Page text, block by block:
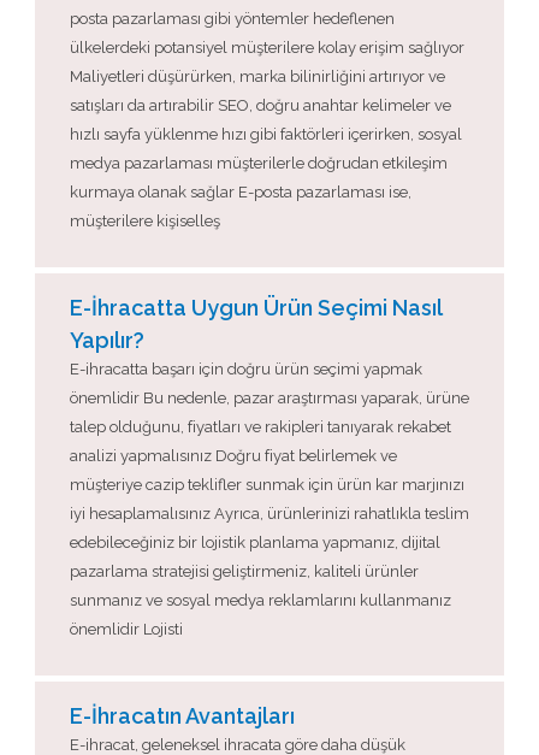
posta pazarlaması gibi yöntemler hedeflenen
ülkelerdeki potansiyel müşterilere kolay erişim sağlıyor
Maliyetleri düşürürken, marka bilinirliğini artırıyor ve
satışları da artırabilir SEO, doğru anahtar kelimeler ve
hızlı sayfa yüklenme hızı gibi faktörleri içerirken, sosyal
medya pazarlaması müşterilerle doğrudan etkileşim
kurmaya olanak sağlar E-posta pazarlaması ise,
müşterilere kişiselleş
E-İhracatta Uygun Ürün Seçimi Nasıl
Yapılır?
E-ihracatta başarı için doğru ürün seçimi yapmak
önemlidir Bu nedenle, pazar araştırması yaparak, ürüne
talep olduğunu, fiyatları ve rakipleri tanıyarak rekabet
analizi yapmalısınız Doğru fiyat belirlemek ve
müşteriye cazip teklifler sunmak için ürün kar marjınızı
iyi hesaplamalısınız Ayrıca, ürünlerinizi rahatlıkla teslim
edebileceğiniz bir lojistik planlama yapmanız, dijital
pazarlama stratejisi geliştirmeniz, kaliteli ürünler
sunmanız ve sosyal medya reklamlarını kullanmanız
önemlidir Lojisti
E-İhracatın Avantajları
E-ihracat, geleneksel ihracata göre daha düşük